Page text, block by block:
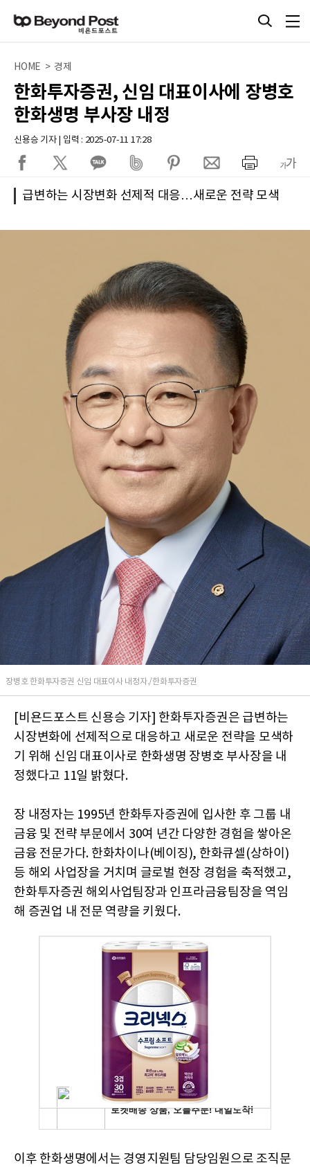
HOME > 경제
한화투자증권, 신임 대표이사에 장병호
한화생명 부사장 내정
신용승 기자 | 입력 : 2025-07-11 17:28
급변하는 시장변화 선제적 대응…새로운 전략 모색
장병호 한화투자증권 신임 대표이사 내정자./한화투자증권
[비욘드포스트 신용승 기자] 한화투자증권은 급변하는
시장변화에 선제적으로 대응하고 새로운 전략을 모색하
기 위해 신임 대표이사로 한화생명 장병호 부사장을 내
정했다고 11일 밝혔다.
장 내정자는 1995년 한화투자증권에 입사한 후 그룹 내
금융 및 전략 부문에서 30여 년간 다양한 경험을 쌓아온
금융 전문가다. 한화차이나(베이징), 한화큐셀(상하이)
등 해외 사업장을 거치며 글로벌 현장 경험을 축적했고,
한화투자증권 해외사업팀장과 인프라금융팀장을 역임
해 증권업 내 전문 역량을 키웠다.
이후 한화생명에서는 경영지원팀 담당임원으로 조직문